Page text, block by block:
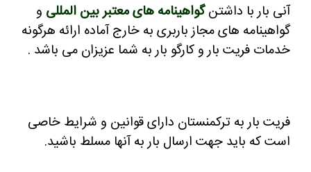
آنی بار با داشتنگواهینامه های معتبر بین المللی و
گواهینامه های مجاز باربری به خارج آماده ارائه هرگونه
خدمات فریت بار و کارگو بار به شما عزیزان می باشد .
فریت بار به ترکمنستان دارای قوانین و شرایط خاصی
است که باید جهت ارسال بار به آنها مسلط باشید.